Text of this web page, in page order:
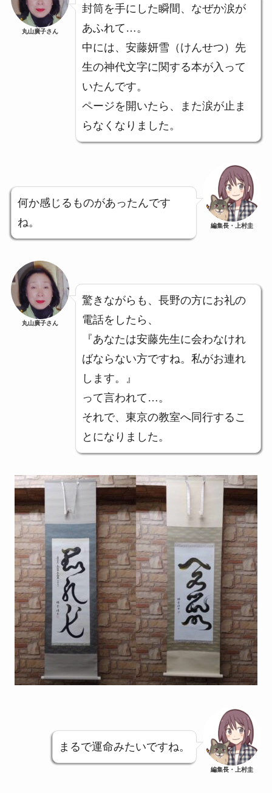
丸山廣子さん
封筒を手にした瞬間、なぜか涙が
あふれて…。
中には、安藤妍雪（けんせつ）先
生の神代文字に関する本が入って
いたんです。
ページを開いたら、また涙が止ま
らなくなりました。
何か感じるものがあったんです
ね。
編集長・上村圭
丸山廣子さん
驚きながらも、長野の方にお礼の
電話をしたら、
『あなたは安藤先生に会わなけれ
ばならない方ですね。私がお連れ
します。』
って言われて…。
それで、東京の教室へ同行するこ
とになりました。
まるで運命みたいですね。
編集長・上村圭